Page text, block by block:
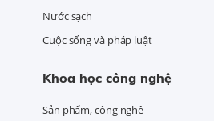
Nước sạch
Cuộc sống và pháp luật
Khoa học công nghệ
Sản phẩm, công nghệ